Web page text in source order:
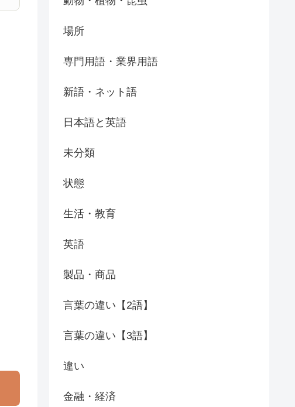
場所
専門用語・業界用語
新語・ネット語
日本語と英語
未分類
状態
生活・教育
英語
製品・商品
言葉の違い【2語】
言葉の違い【3語】
違い
金融・経済